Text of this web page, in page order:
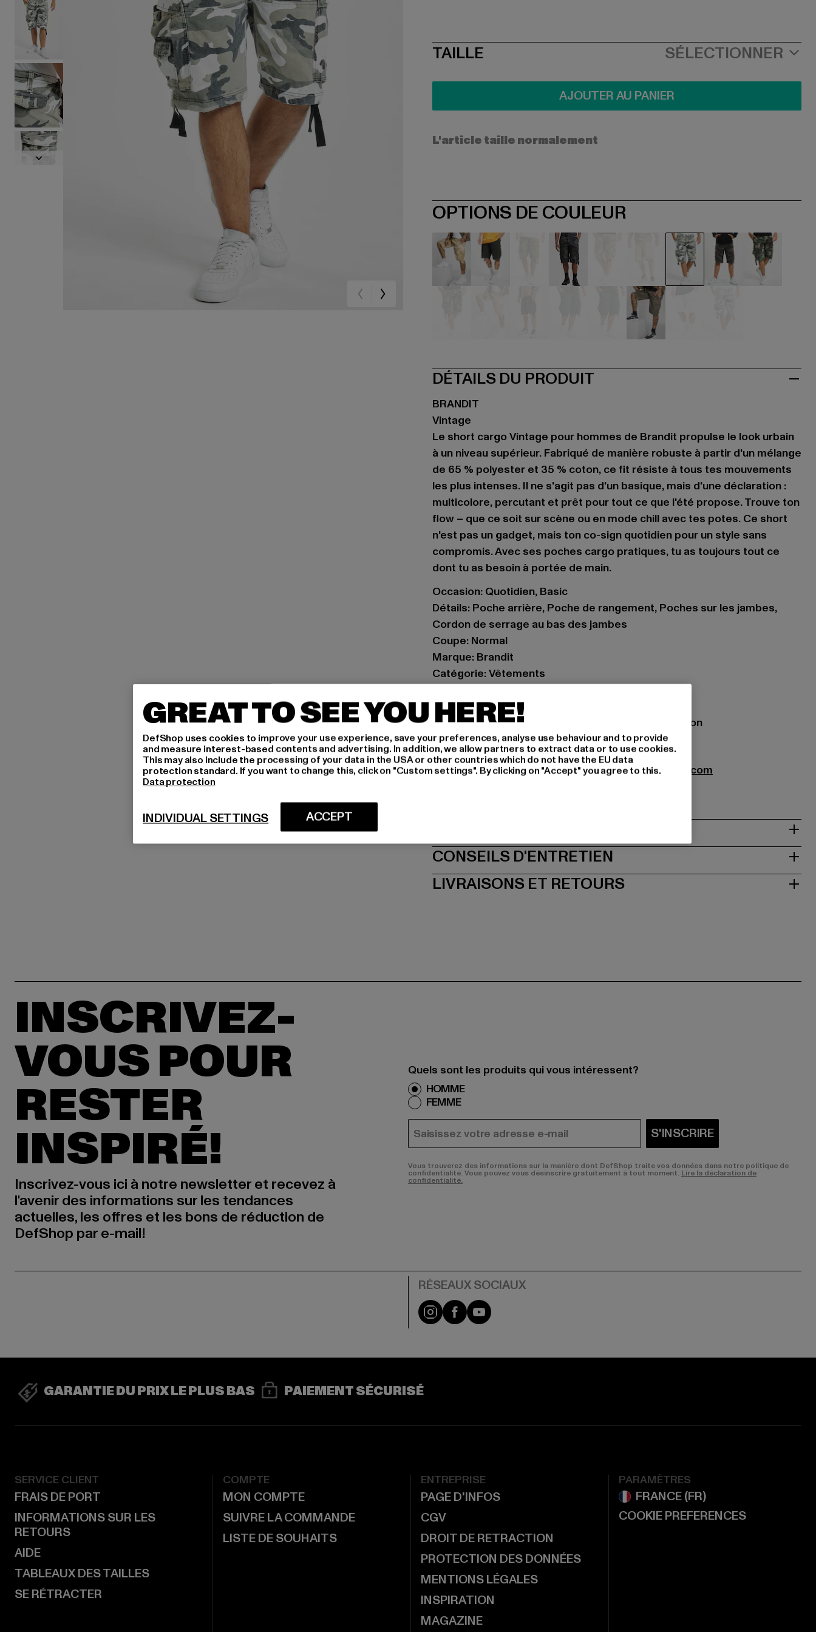
SIZE
TAILLE SÉLECTIONNER
AJOUTER AU PANIER
L'article taille normalement
OPTIONS DE COULEUR
camouflagecamouflage
DÉTAILS DU PRODUIT
BRANDIT
Vintage
Le short cargo Vintage pour hommes de Brandit propulse le look urbain
à un niveau supérieur. Fabriqué de manière robuste à partir d'un mélange
de 65 % polyester et 35 % coton, ce fit résiste à tous tes mouvements
les plus intenses. Il ne s'agit pas d'un basique, mais d'une déclaration :
multicolore, percutant et prêt pour tout ce que l'été propose. Trouve ton
flow – que ce soit sur scène ou en mode chill avec tes potes. Ce short
n'est pas un gadget, mais ton co-sign quotidien pour un style sans
compromis. Avec ses poches cargo pratiques, tu as toujours tout ce
dont tu as besoin à portée de main.
Occasion: Quotidien, Basic
Détails: Poche arrière, Poche de rangement, Poches sur les jambes,
Cordon de serrage au bas des jambes
Coupe: Normal
Marque: Brandit
Catégorie: Vêtements
Couleur du fabricant: snowcamo
Composition du matériau: 65% Polyester, 35% Coton
Art.Nr: BD2002-00708
Fabricant: Brandit Textil GmbH |info@brandit-wear.com
CONSEILS D'ENTRETIEN
LIVRAISONS ET RETOURS
INSCRIVEZ-
VOUS POUR
RESTER
INSPIRÉ!
Inscrivez-vous ici à notre newsletter et recevez à
l'avenir des informations sur les tendances
actuelles, les offres et les bons de réduction de
DefShop par e-mail!
Quels sont les produits qui vous intéressent?
HOMME
FEMME
COURRIEL S'INSCRIRE
Vous trouverez des informations sur la manière dont DefShop traite vos données dans notre politique de
confidentialité. Vous pouvez vous désinscrire gratuitement à tout moment. Lire la déclaration de
confidentialité.
Visit our Instagram page:
Visit our Facebook page:
Visit our YouTube channel:
GARANTIE DU PRIX LE PLUS BAS PAIEMENT SÉCURISÉ
SERVICE CLIENT
FRAIS DE PORT
INFORMATIONS SUR LES
RETOURS
AIDE
TABLEAUX DES TAILLES
SE RÉTRACTER
COMPTE
MON COMPTE
SUIVRE LA COMMANDE
LISTE DE SOUHAITS
ENTREPRISE
PAGE D'INFOS
CGV
DROIT DE RETRACTION
PROTECTION DES DONNÉES
MENTIONS LÉGALES
INSPIRATION
MAGAZINE
PARAMÈTRES
COOKIE PREFERENCES
GREAT TO SEE YOU HERE!
DefShop uses cookies to improve your use experience, save your preferences, analyse use behaviour and to provide
and measure interest-based contents and advertising. In addition, we allow partners to extract data or to use cookies.
This may also include the processing of your data in the USA or other countries which do not have the EU data
protection standard. If you want to change this, click on "Custom settings". By clicking on "Accept" you agree to this.
Data protection
ACCEPT
INDIVIDUAL SETTINGS